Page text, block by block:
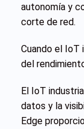
autonomía y
corte de red.
Cuando el IoT
del
El IoT
datos y la
Edge